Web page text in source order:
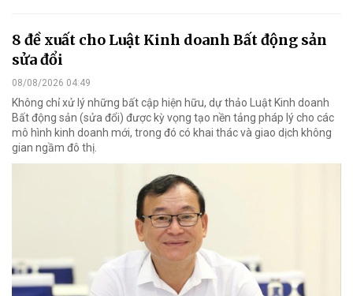
8 đề xuất cho Luật Kinh doanh Bất động sản
sửa đổi
08/08/2026 04:49
Không chỉ xử lý những bất cập hiện hữu, dự thảo Luật Kinh doanh
Bất động sản (sửa đổi) được kỳ vọng tạo nền tảng pháp lý cho các
mô hình kinh doanh mới, trong đó có khai thác và giao dịch không
gian ngầm đô thị.